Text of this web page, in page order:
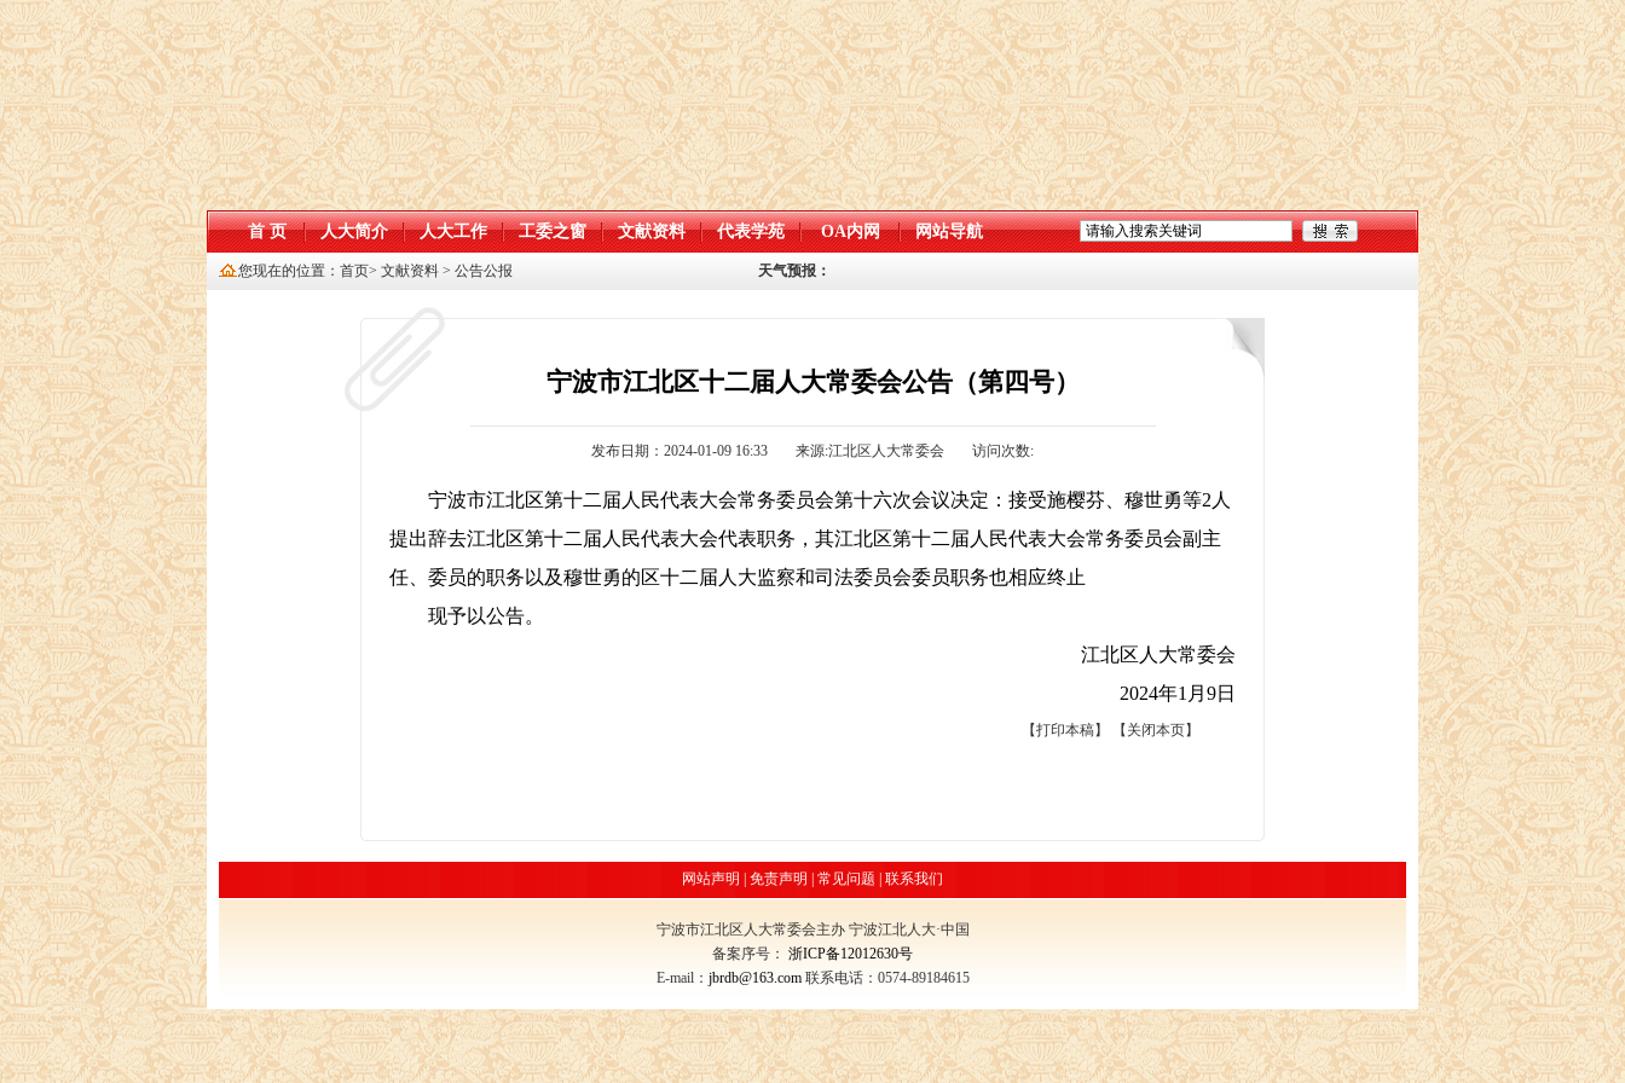
首 页 人大简介 人大工作 工委之窗 文献资料 代表学苑 OA内网 网站导航
您现在的位置： 首页> 文献资料 > 公告公报 天气预报：
宁波市江北区十二届人大常委会公告（第四号）
发布日期：2024-01-09 16:33 来源:江北区人大常委会 访问次数:
宁波市江北区第十二届人民代表大会常务委员会第十六次会议决定：接受施樱芬、穆世勇等2人
提出辞去江北区第十二届人民代表大会代表职务，其江北区第十二届人民代表大会常务委员会副主
任、委员的职务以及穆世勇的区十二届人大监察和司法委员会委员职务也相应终止
现予以公告。
江北区人大常委会
2024年1月9日
【打印本稿】 【 关闭本页】
网站声明 免责声明 常见问题 联系我们
宁波市江北区人大常委会主办 宁波江北人大·中国
备案序号： 浙ICP备12012630号
E-mail： jbrdb@163.com联系电话：0574-89184615